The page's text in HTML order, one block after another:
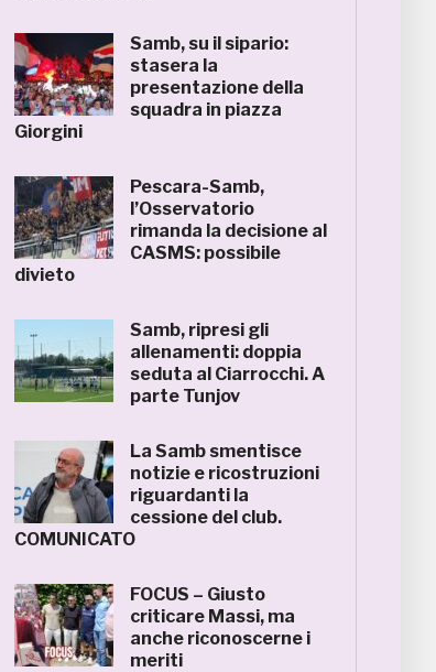
Samb, su il sipario:
stasera la
presentazione della
squadra in piazza
Giorgini
Pescara-Samb,
l’Osservatorio
rimanda la decisione al
CASMS: possibile
divieto
Samb, ripresi gli
allenamenti: doppia
seduta al Ciarrocchi. A
parte Tunjov
La Samb smentisce
notizie e ricostruzioni
riguardanti la
cessione del club.
COMUNICATO
FOCUS – Giusto
criticare Massi, ma
anche riconoscerne i
meriti